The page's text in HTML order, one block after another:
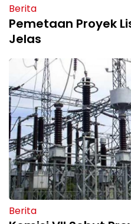
Berita
Pemetaan Proyek
Jelas
Berita